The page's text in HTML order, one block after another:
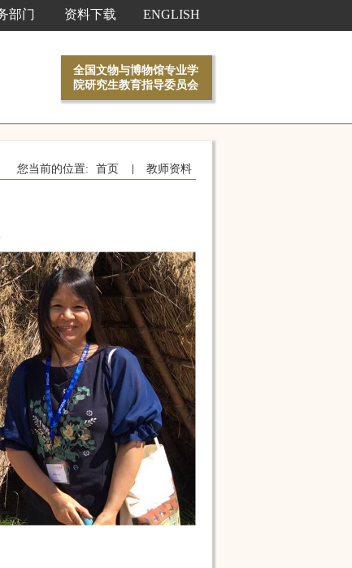
部门 资料下载 ENGLISH
全国文物与博物馆专业学
院研究生教育指导委员会
您当前的位置: 首页 教师资料